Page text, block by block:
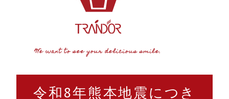
令和8年熊本地震につき